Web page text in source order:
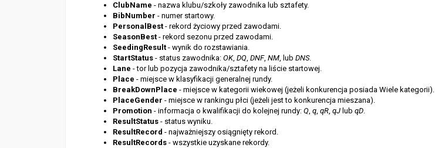
ClubName - nazwa klubu/szkoły zawodnika lub sztafety.
BibNumber - numer startowy.
PersonalBest - rekord życiowy przed zawodami.
SeasonBest - rekord sezonu przed zawodami.
SeedingResult - wynik do rozstawiania.
StartStatus - status zawodnika: OK, DQ, DNF, NM, lub DNS.
Lane - tor lub pozycja zawodnika/sztafety na liście startowej.
P lace - miejsce w klasyfikacji generalnej rundy.
BreakDownPlace - miejsce w kategorii wiekowej (jeżeli konkurencja posiada Wiele kategorii).
PlaceGender - miejsce w rankingu płci (jeżeli jest to konkurencja mieszana).
Promotion - informacja o kwalifikacji do kolejnej rundy: Q, q, qR, qJ lub qD.
ResultStatus - status wyniku.
ResultRecord - najważniejszy osiągnięty rekord.
ResultRecords - wszystkie uzyskane rekordy.